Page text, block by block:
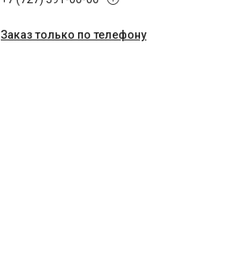
Заказ только по телефону